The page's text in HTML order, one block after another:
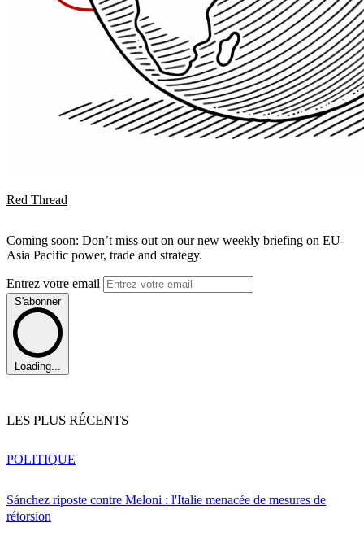
Red Thread
Coming soon: Don’t miss out on our new weekly briefing on EU-
Asia Pacific power, trade and strategy.
Entrez votre email
S'abonner
Loading...
LES PLUS RÉCENTS
Sánchez riposte contre Meloni : l'Italie menacée de mesures de
rétorsion
POLITIQUE